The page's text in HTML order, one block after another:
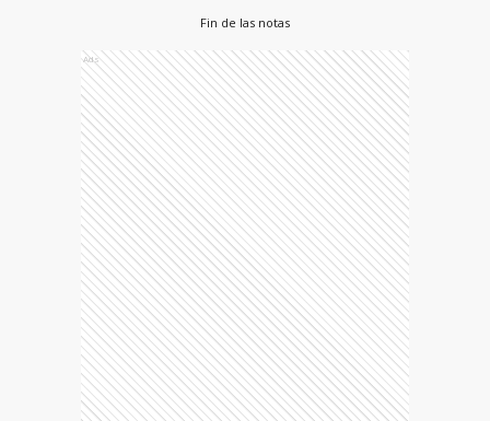
Fin de las notas
Ads